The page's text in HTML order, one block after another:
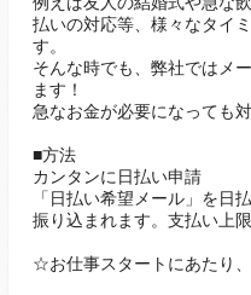
払いの対応等、様々なタイ
す。
そんな時でも、弊社ではメ
ます！
急なお金が必要になっても対
■方法
カンタンに日払い申請
「日払い希望メール」を日
振り込まれます。支払い上
☆お仕事スタートにあたり